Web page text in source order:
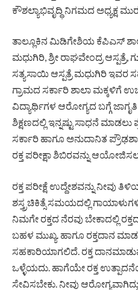
ಕೌಶಲ್ಯಾಭಿವೃದ್ಧಿ ನಿಗಮದ ಅಧ್ಯಕ್ಷ
ತಾಲ್ಲೂಕಿನ ಮಿಡಿಗೇಶಿಯ ಕೆಪಿಎಸ್
ಮಧುಗಿರಿ, ಶ್ರೀ ರಾಘವೇಂದ್ರ ಆಸ್ಪತ್ರೆ,
ಸತ್ಯಸಾಯಿ ಆಸ್ಪತ್ರೆ ಮಧುಗಿರಿ ಇವರ
ಗ್ರಾಮದ ಸರ್ಕಾರಿ ಶಾಲಾ ಮಕ್ಕಳಿಗೆ
ವಿದ್ಯಾರ್ಥಿಗಳ ಆರೋಗ್ಯದ ಬಗ್ಗೆ
ಶಿಕ್ಷಣದಲ್ಲಿ ಇನ್ನಷ್ಟು ಸಾಧನೆ
ಸರ್ಕಾರಿ ಹಾಗೂ ಅನುದಾನಿತ
ರಕ್ತ ಪರೀಕ್ಷಾ ಶಿಬಿರವನ್ನು
ರಕ್ತ ಪರೀಕ್ಷೆ ಉದ್ದೇಶವನ್ನು ನೀವು
ಶಸ್ತ್ರಚಿಕಿತ್ಸೆ ಸಮಯದಲ್ಲಿ
ನಿಮಗೇ ರಕ್ತದ ನೆರವು ಬೇಕಾದಲ್ಲಿ
ಬಹಳ ಮುಖ್ಯ. ಹಾಗೂ ರಕ್ತದಾನ
ಸಹಕಾರಿಯಾಗಲಿದೆ. ರಕ್ತ
ಒಳ್ಳೆಯದು. ಹಾಗೆಯೇ ರಕ್ತ
ಸೇವಿಸಬೇಕು. ನೀವು